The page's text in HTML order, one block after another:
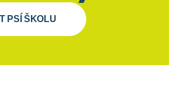
PSÍ ŠKOLU